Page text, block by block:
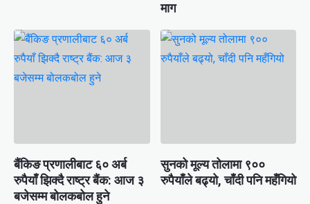
माग
बैंकिङ प्रणालीबाट ६० अर्ब
रुपैयाँ झिक्दै राष्ट्र बैंक: आज ३
बजेसम्म बोलकबोल हुने
सुनको मूल्य तोलामा ९००
रुपैयाँले बढ्यो, चाँदी पनि महँगियो